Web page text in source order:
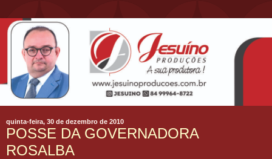
quinta-feira, 30 de dezembro de 2010
POSSE DA GOVERNADORA
ROSALBA